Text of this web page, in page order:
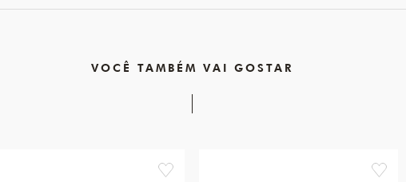
VOCÊ TAMBÉM VAI GOSTAR
favorite favorite